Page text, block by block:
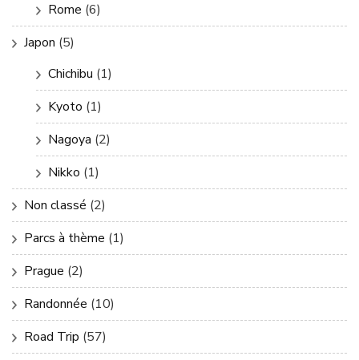
Rome (6)
Japon (5)
Chichibu (1)
Kyoto (1)
Nagoya (2)
Nikko (1)
Non classé (2)
Parcs à thème (1)
Prague (2)
Randonnée (10)
Road Trip (57)